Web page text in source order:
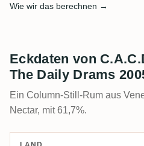
Wie wir das berechnen →
Eckdaten von
The Daily Drams
Ein Column-Still-Rum aus
Nectar, mit 61,7%.